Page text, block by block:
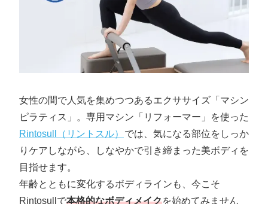
女性の間で人気を集めつつあるエクササイズ「マシン
ピラティス」。専用マシン「リフォーマー」を使った
Rintosull（リントスル）
では、気になる部位をしっか
りケアしながら、しなやかで引き締まった美ボディを
目指せます。
年齢とともに変化するボディラインも、今こそ
Rintosullで本格的なボディメイクを始めてみません